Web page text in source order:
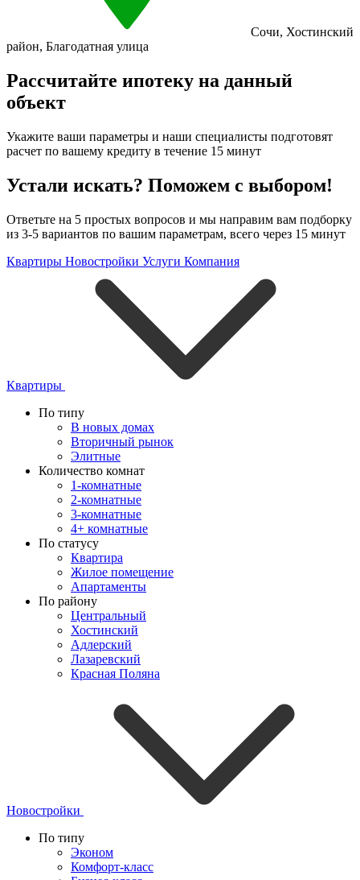
Сочи, Хостинский
район, Благодатная улица
Рассчитайте ипотеку на данный
объект
Укажите ваши параметры и наши специалисты подготовят
расчет по вашему кредиту в течение 15 минут
Устали искать? Поможем с выбором!
Ответьте на 5 простых вопросов и мы направим вам подборку
из 3-5 вариантов по вашим параметрам, всего через 15 минут
Квартиры Новостройки Услуги Компания
Квартиры
По типу
В новых домах
Вторичный рынок
Элитные
Количество комнат
1-комнатные
2-комнатные
3-комнатные
4+ комнатные
По статусу
Квартира
Жилое помещение
Апартаменты
По району
Центральный
Хостинский
Адлерский
Лазаревский
Красная Поляна
Новостройки
По типу
Эконом
Комфорт-класс